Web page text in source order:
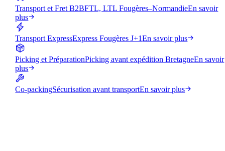
Transport et Fret B2BFTL, LTL Fougères–NormandieEn savoir
plus
Transport ExpressExpress Fougères J+1En savoir plus
Picking et PréparationPicking avant expédition BretagneEn savoir
plus
Co-packingSécurisation avant transportEn savoir plus